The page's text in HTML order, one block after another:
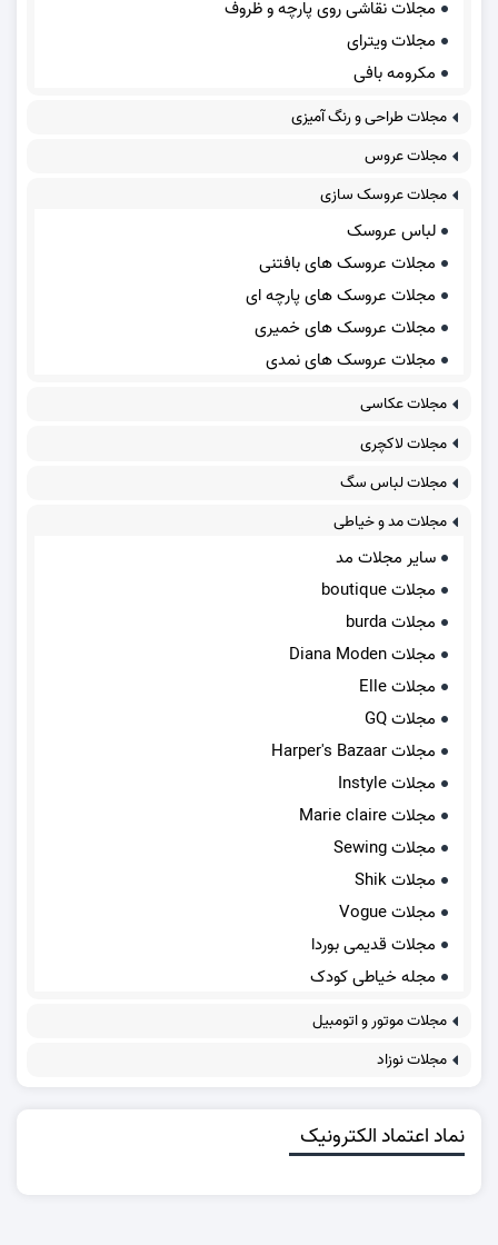
مجلات نقاشی روی پارچه و ظروف
مجلات ویترای
مکرومه بافی
مجلات طراحی و رنگ آمیزی
مجلات عروس
مجلات عروسک سازی
لباس عروسک
مجلات عروسک های بافتنی
مجلات عروسک های پارچه ای
مجلات عروسک های خمیری
مجلات عروسک های نمدی
مجلات عکاسی
مجلات لاکچری
مجلات لباس سگ
مجلات مد و خیاطی
سایر مجلات مد
مجلات boutique
مجلات burda
مجلات Diana Moden
مجلات Elle
مجلات GQ
مجلات Harper's Bazaar
مجلات Instyle
مجلات Marie claire
مجلات Sewing
مجلات Shik
مجلات Vogue
مجلات قدیمی بوردا
مجله خیاطی کودک
مجلات موتور و اتومبیل
مجلات نوزاد
نماد اعتماد الکترونیک